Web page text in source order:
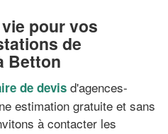
pour vos
de
Betton
de devis d'agences-
estimation gratuite et sans
à contacter les